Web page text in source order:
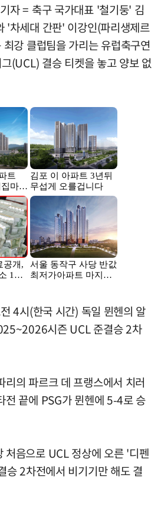
자 = 축구 국가대표 '철기둥' 김
'차세대 간판' 이강인(파리생제르
강 클럽팀을 가리는 유럽축구연
(UCL) 결승 티켓을 놓고 양보 없
4시(한국 시간) 독일 뮌헨의 알
시즌 UCL 준결승 2차
의 파르크 데 프랭스에서 치러
전 끝에 PSG가 뮌헨에 5-4로 승
처음으로 UCL 정상에 오른 '디펜
승 2차전에서 비기기만 해도 결